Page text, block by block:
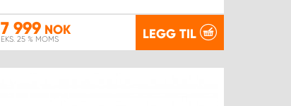
7 999 NOK
EKS. 25 % MOMS LEGG TIL